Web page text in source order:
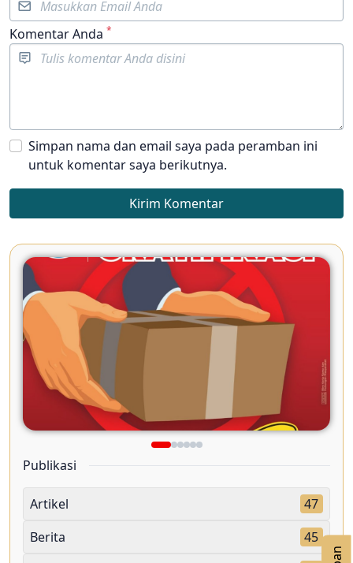
Komentar Anda *
Simpan nama dan email saya pada peramban ini
untuk komentar saya berikutnya.
Kirim Komentar
Publikasi
Artikel
47
Berita
45